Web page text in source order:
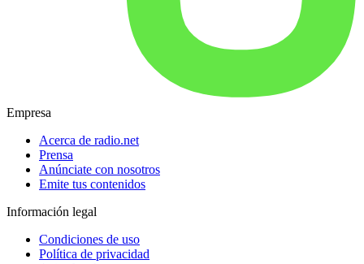
Empresa
Acerca de radio.net
Prensa
Anúnciate con nosotros
Emite tus contenidos
Información legal
Condiciones de uso
Política de privacidad